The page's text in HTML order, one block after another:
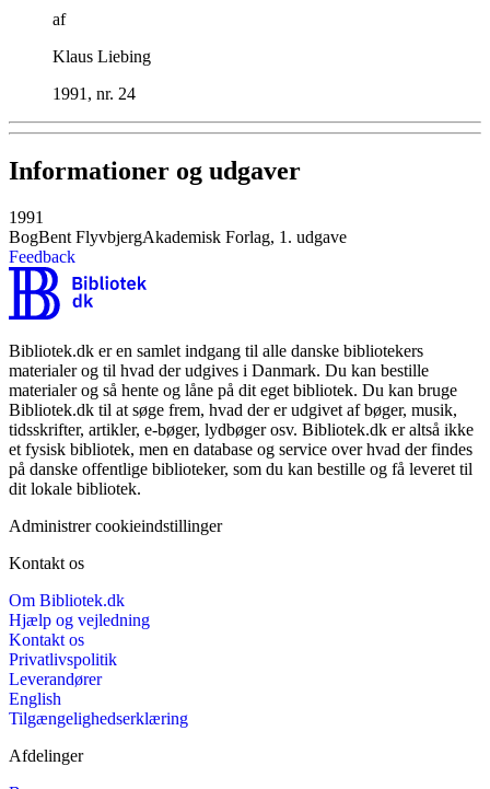
af
Klaus Liebing
1991, nr. 24
Informationer og udgaver
1991
BogBent FlyvbjergAkademisk Forlag, 1. udgave
Feedback
Bibliotek.dk er en samlet indgang til alle danske bibliotekers
materialer og til hvad der udgives i Danmark. Du kan bestille
materialer og så hente og låne på dit eget bibliotek. Du kan bruge
Bibliotek.dk til at søge frem, hvad der er udgivet af bøger, musik,
tidsskrifter, artikler, e-bøger, lydbøger osv. Bibliotek.dk er altså ikke
et fysisk bibliotek, men en database og service over hvad der findes
på danske offentlige biblioteker, som du kan bestille og få leveret til
dit lokale bibliotek.
Administrer cookieindstillinger
Kontakt os
Om Bibliotek.dk
Hjælp og vejledning
Kontakt os
Privatlivspolitik
Leverandører
English
Tilgængelighedserklæring
Afdelinger